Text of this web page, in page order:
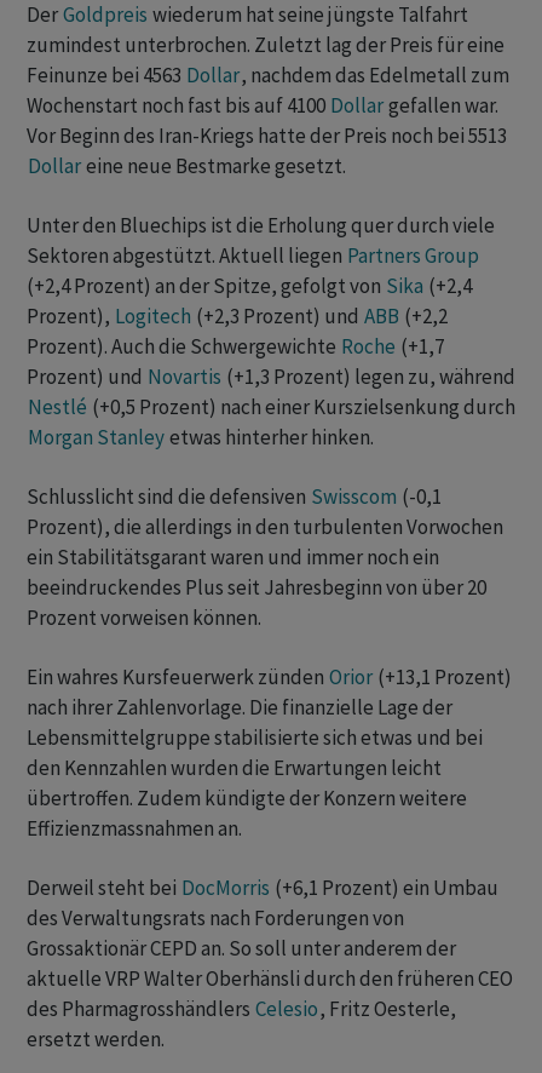
DerGoldpreis wiederum hat seine jüngste Talfahrt
zumindest unterbrochen. Zuletzt lag der Preis für eine
Feinunze bei 4563 Dollar, nachdem das Edelmetall zum
Wochenstart noch fast bis auf 4100 Dollargefallen war.
Vor Beginn des Iran-Kriegs hatte der Preis noch bei 5513
Dollareine neue Bestmarke gesetzt.
Unter den Bluechips ist die Erholung quer durch viele
Sektoren abgestützt. Aktuell liegen Partners Group
(+2,4 Prozent) an der Spitze, gefolgt von Sika (+2,4
Prozent), Logitech (+2,3 Prozent) und ABB (+2,2
Prozent). Auch die Schwergewichte Roche (+1,7
Prozent) und Novartis (+1,3 Prozent) legen zu, während
Nestlé (+0,5 Prozent) nach einer Kurszielsenkung durch
Morgan Stanleyetwas hinterher hinken.
Schlusslicht sind die defensiven Swisscom (-0,1
Prozent), die allerdings in den turbulenten Vorwochen
ein Stabilitätsgarant waren und immer noch ein
beeindruckendes Plus seit Jahresbeginn von über 20
Prozent vorweisen können.
Ein wahres Kursfeuerwerk zünden Orior (+13,1 Prozent)
nach ihrer Zahlenvorlage. Die finanzielle Lage der
Lebensmittelgruppe stabilisierte sich etwas und bei
den Kennzahlen wurden die Erwartungen leicht
übertroffen. Zudem kündigte der Konzern weitere
Effizienzmassnahmen an.
Derweil steht bei DocMorris (+6,1 Prozent) ein Umbau
des Verwaltungsrats nach Forderungen von
Grossaktionär CEPD an. So soll unter anderem der
aktuelle VRP Walter Oberhänsli durch den früheren CEO
des Pharmagrosshändlers Celesio, Fritz Oesterle,
ersetzt werden.